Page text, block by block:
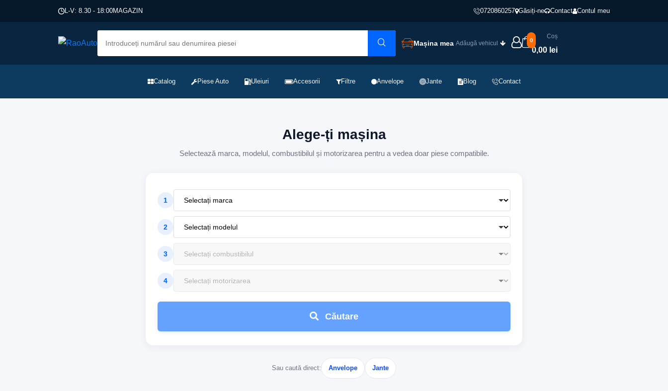
L-V: 8.30 - 18:00MAGAZIN 0720860257 Găsiți-ne Contact Contul meu
Mașina mea Adăugă vehicul 0
Coș
0,00 lei
Catalog Piese Auto Uleiuri Accesorii Filtre Anvelope Jante Blog Contact
Alege-ți mașina
Selectează marca, modelul, combustibilul și motorizarea pentru a vedea doar piese compatibile.
1
2
3
4
Căutare
Sau caută direct: Anvelope Jante